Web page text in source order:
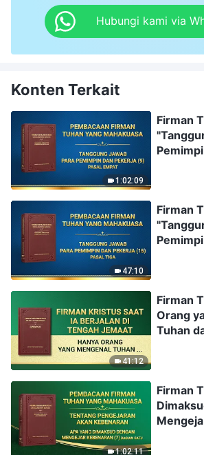
Hubungi kami via
Konten Terkait
1:02:09
Firman
47:10
Firman
41:12
Firman
Orang
Tuhan
1:02:11
Firman